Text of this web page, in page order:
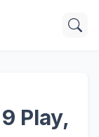
Play,